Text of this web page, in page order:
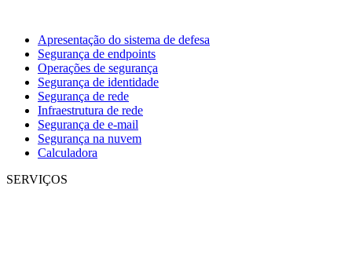
Apresentação do sistema de defesa
Segurança de endpoints
Operações de segurança
Segurança de identidade
Segurança de rede
Infraestrutura de rede
Segurança de e-mail
Segurança na nuvem
Calculadora
SERVIÇOS